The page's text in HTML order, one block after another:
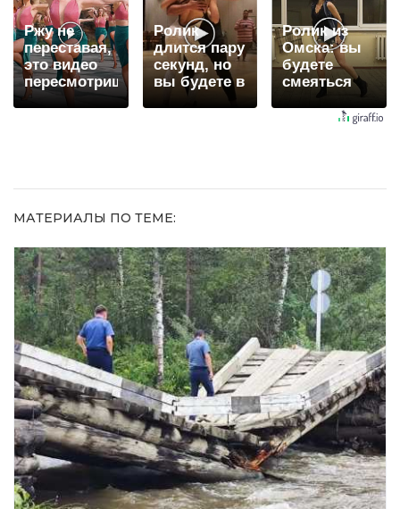
Ржу не
переставая,
это видео
пересмотришь
не раз
Ролик
длится пару
секунд, но
вы будете в
шоке от
Ролик из
Омска: вы
будете
смеяться
МАТЕРИАЛЫ ПО ТЕМЕ: